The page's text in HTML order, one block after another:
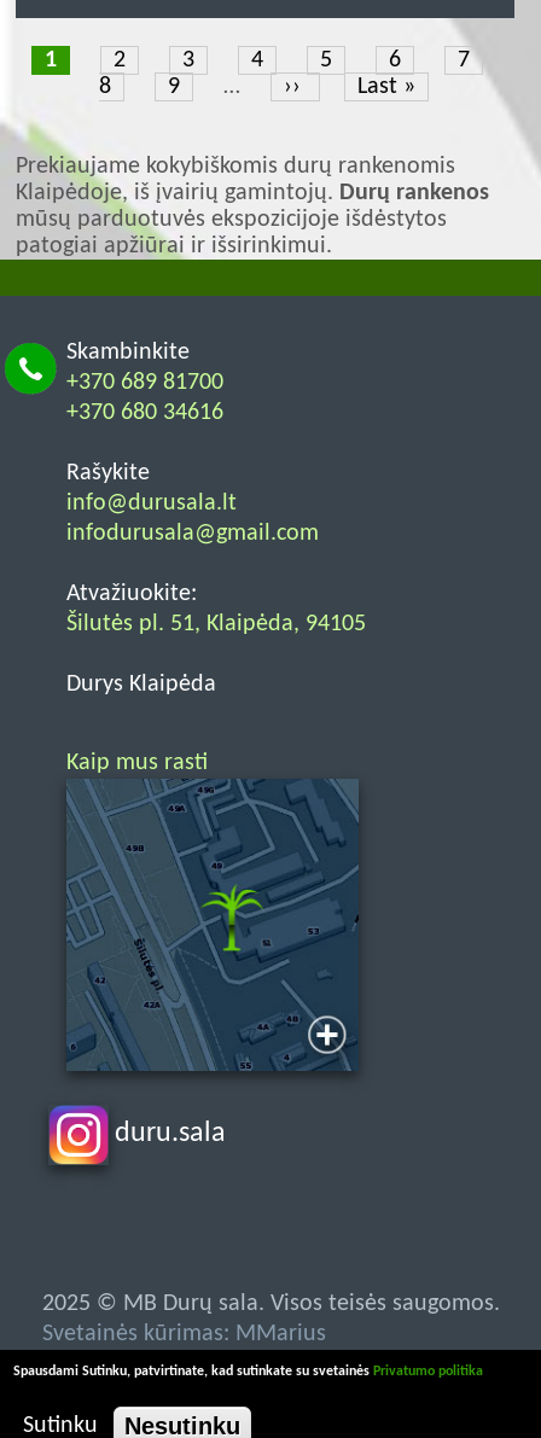
Current
1 Page
2 Page
3 Page
4 Page
5 Page
6 Page
7
8
Page
9 …
Next
››
Last
Last »
Prekiaujame kokybiškomis durų rankenomis
Klaipėdoje, iš įvairių gamintojų. Durų rankenos
mūsų parduotuvės ekspozicijoje išdėstytos
patogiai apžiūrai ir išsirinkimui.
Skambinkite
+370 689 81700
+370 680 34616
Rašykite
info@durusala.lt
infodurusala@gmail.com
Atvažiuokite:
Šilutės pl. 51, Klaipėda, 94105
Durys Klaipėda
Kaip mus rasti
duru.sala
2025 © MB Durų sala. Visos teisės saugomos.
Svetainės kūrimas: MMarius
Spausdami Sutinku, patvirtinate, kad sutinkate su svetainės Privatumo politika
Sutinku Nesutinku